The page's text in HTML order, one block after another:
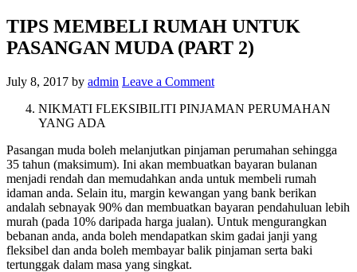
TIPS MEMBELI RUMAH UNTUK
PASANGAN MUDA (PART 2)
July 8, 2017 by admin Leave a Comment
NIKMATI FLEKSIBILITI PINJAMAN PERUMAHAN
YANG ADA
Pasangan muda boleh melanjutkan pinjaman perumahan sehingga
35 tahun (maksimum). Ini akan membuatkan bayaran bulanan
menjadi rendah dan memudahkan anda untuk membeli rumah
idaman anda. Selain itu, margin kewangan yang bank berikan
andalah sebnayak 90% dan membuatkan bayaran pendahuluan lebih
murah (pada 10% daripada harga jualan). Untuk mengurangkan
bebanan anda, anda boleh mendapatkan skim gadai janji yang
fleksibel dan anda boleh membayar balik pinjaman serta baki
tertunggak dalam masa yang singkat.